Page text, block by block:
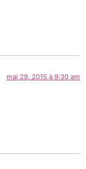
mai 29, 2015 à 9:30 am